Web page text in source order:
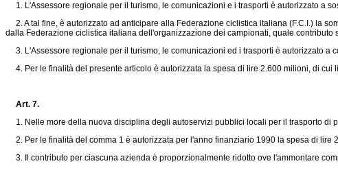
1. L'Assessore regionale per il turismo, le comunicazioni e i trasporti è autorizzato a
2. A tal fine, è autorizzato ad anticipare alla Federazione ciclistica italiana (F.C.I.) la
dalla Federazione ciclistica italiana dell'organizzazione dei campionati, quale
3. L'Assessore regionale per il turismo, le comunicazioni ed i trasporti è autorizzato a
4. Per le finalità del presente articolo è autorizzata la spesa di lire 2.600 milioni, di
Art. 7.
1. Nelle more della nuova disciplina degli autoservizi pubblici locali per il trasporto di
2. Per le finalità del comma 1 è autorizzata per l'anno finanziario 1990 la spesa di lire
3. Il contributo per ciascuna azienda è proporzionalmente ridotto ove l'ammontare